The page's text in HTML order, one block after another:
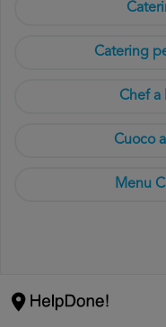
Catering
Chef a
Cuoco
Menu